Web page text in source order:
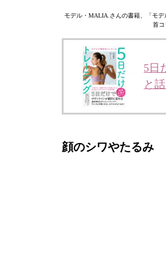
モデル・MALIA.さんの書籍、「モデ
首コ
5日
と
顔のシワやたるみ